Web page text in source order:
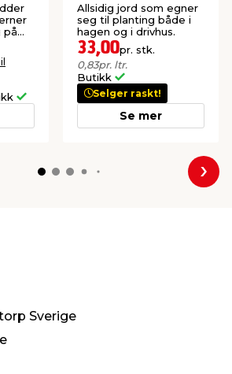
på
Allsidig jord som egner
seg til planting både i
hagen og i drivhus.
33,00pr. stk.
0,83pr. ltr.
Butikk
Selger raskt!
Se mer
Sverige